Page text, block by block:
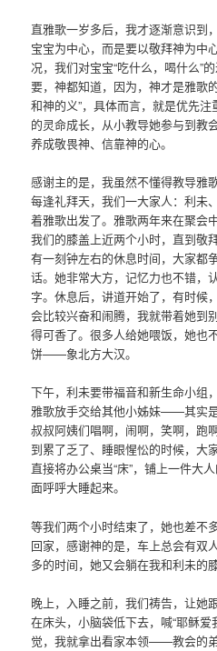
直雅歌一岁多后，我才逐渐意识到
宝宝为中心，而是要以敬拜神为中
况，我们对宝宝“吃什么，喝什么”
要，神都知道，因为，神才是雅歌
和神的义”，具体而言，就是优先
的灵命成长，从小教导她参与到教
养成敬畏神、信靠神的心。
感谢主的是，我虽然不懂得教导雅
每逢礼拜天，我们一大家人：利未
着雅歌出发了。雅歌两年来在聚会
我们的膝盖上近两个小时，直到敬
有一刻钟左右的休息时间，大家都
话。她非常大方，记忆力也不错，
字。休息后，讲道开始了，有时候
会比较兴奋和闹腾，我就带着她到
得可香了。很多人给她喂饭，她也
饼——象北方大汉。
下午，利未要带福音和新生命小组
雅歌放手交给其他小姊妹——其实
叔叔阿姨们唱啊，闹啊，笑啊，跑
到累了乏了、睡眼惺忪的时候，大
直接将办公桌当“床”，铺上一件大
面呼呼大睡起来。
等我们两个小时结束了，她也差不
回家，感谢神的是，车上总会有双
多的时间，她又会躺在我和利未的
晚上，入睡之前，我们祷告，让她
在床头，小脑袋低下去，喊“耶稣
觉，我就拿出看家本领——教会的